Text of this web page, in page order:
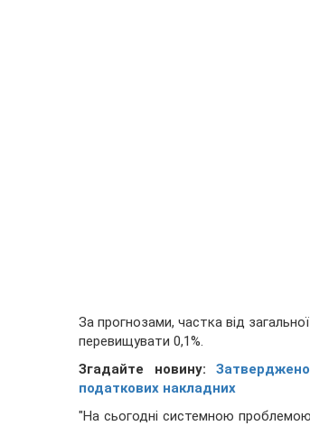
За прогнозами, частка від
перевищувати 0,1%.
Згадайте новину:
податкових накладних
"На сьогодні системною